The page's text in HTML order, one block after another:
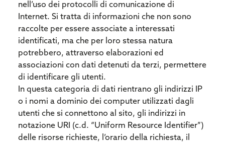
nell’uso dei protocolli di comunicazione di
Internet. Si tratta di informazioni che non sono
raccolte per essere associate a interessati
identificati, ma che per loro stessa natura
potrebbero, attraverso elaborazioni ed
associazioni con dati detenuti da terzi, permettere
di identificare gli utenti.
In questa categoria di dati rientrano gli indirizzi IP
o i nomi a dominio dei computer utilizzati dagli
utenti che si connettono al sito, gli indirizzi in
notazione URI (c.d. “Uniform Resource Identifier”)
delle risorse richieste, l’orario della richiesta, il